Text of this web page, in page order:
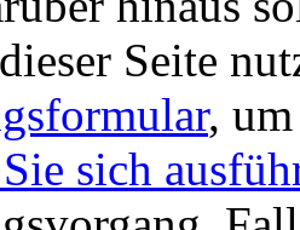
Seite
,
sich